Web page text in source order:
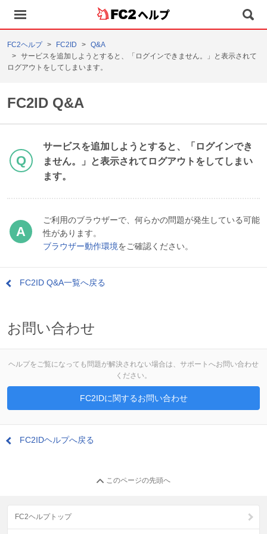
ヘルプ
FC2ヘルプ FC2ID
Q&A
サービスを追加しようとすると、「ログインできません。」と表示されて
ログアウトをしてしまいます。
FC2ID Q&A
サービスを追加しようとすると、「ログインでき
ません。」と表示されてログアウトをしてしまい
ます。
ご利用のブラウザーで、何らかの問題が発生している可能
性があります。
ブラウザー動作環境をご確認ください。
FC2ID Q&A一覧へ戻る
お問い合わせ
ヘルプをご覧になっても問題が解決されない場合は、サポートへお問い合わせ
ください。
FC2IDに関するお問い合わせ
FC2IDヘルプへ戻る
このページの先頭へ
FC2ヘルプトップ